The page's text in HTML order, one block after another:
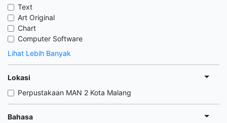
Text
Art Original
Chart
Computer Software
Lihat Lebih Banyak
Lokasi
Perpustakaan MAN 2 Kota Malang
Bahasa